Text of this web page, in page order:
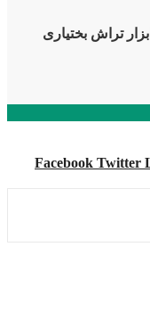
تراش بختیاری
Facebook Twitter